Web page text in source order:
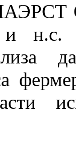
и н.с.